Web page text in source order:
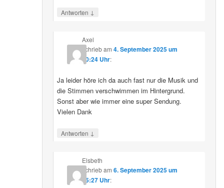
Antworten ↓
Axel
schriebam 4. September 2025 um
10:24 Uhr:
Ja leider höre ich da auch fast nur die Musik und
die Stimmen verschwimmen im Hintergrund.
Sonst aber wie immer eine super Sendung.
Vielen Dank
Antworten ↓
Elsbeth
schriebam 6. September 2025 um
15:27 Uhr: